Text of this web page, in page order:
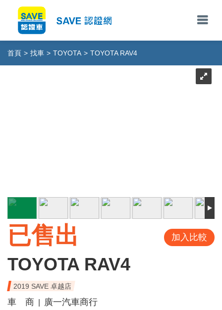
首頁 > 找車 > TOYOTA > TOYOTA RAV4
已售出 加入比較
TOYOTA RAV4
2019 SAVE 卓越店
車 商
廣一汽車商行